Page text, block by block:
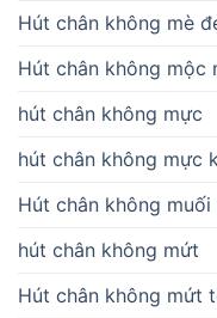
Hút chân không mè
Hút chân không mộc
hút chân không mực
hút chân không mực
Hút chân không muối
hút chân không mứt
Hút chân không mứt